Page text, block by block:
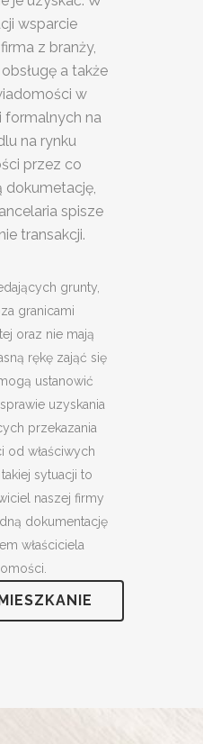
wsparcie
z branży,
a także
w
formalnych na
na rynku
przez co
dokumetację,
spisze
transakcji.
grunty,
granicami
oraz nie mają
rękę zająć się
ustanowić
uzyskania
przekazania
od właściwych
sytuacji to
naszej firmy
dokumentację
właściciela